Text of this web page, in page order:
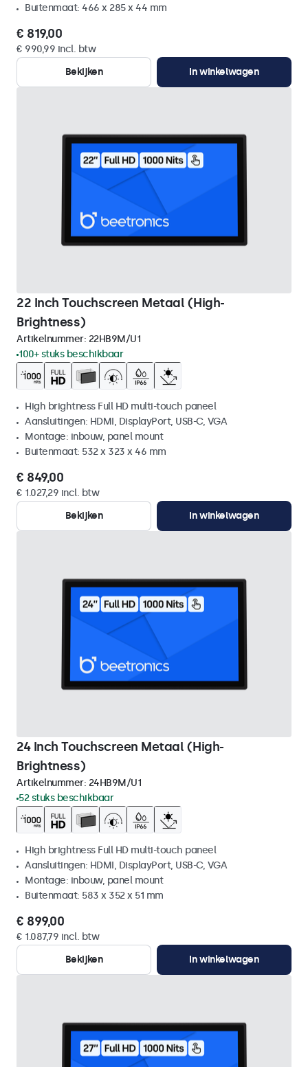
Buitenmaat: 466 x 285 x 44 mm
€ 819,00
€ 990,99 incl. btw
Bekijken
In winkelwagen
22 Inch Touchscreen Metaal (High-
Brightness)
Artikelnummer: 22HB9M/U1
100+ stuks beschikbaar
High brightness Full HD multi-touch paneel
Aansluitingen: HDMI, DisplayPort, USB-C, VGA
Montage: inbouw, panel mount
Buitenmaat: 532 x 323 x 46 mm
€ 849,00
€ 1.027,29 incl. btw
Bekijken
In winkelwagen
24 Inch Touchscreen Metaal (High-
Brightness)
Artikelnummer: 24HB9M/U1
52 stuks beschikbaar
High brightness Full HD multi-touch paneel
Aansluitingen: HDMI, DisplayPort, USB-C, VGA
Montage: inbouw, panel mount
Buitenmaat: 583 x 352 x 51 mm
€ 899,00
€ 1.087,79 incl. btw
Bekijken
In winkelwagen